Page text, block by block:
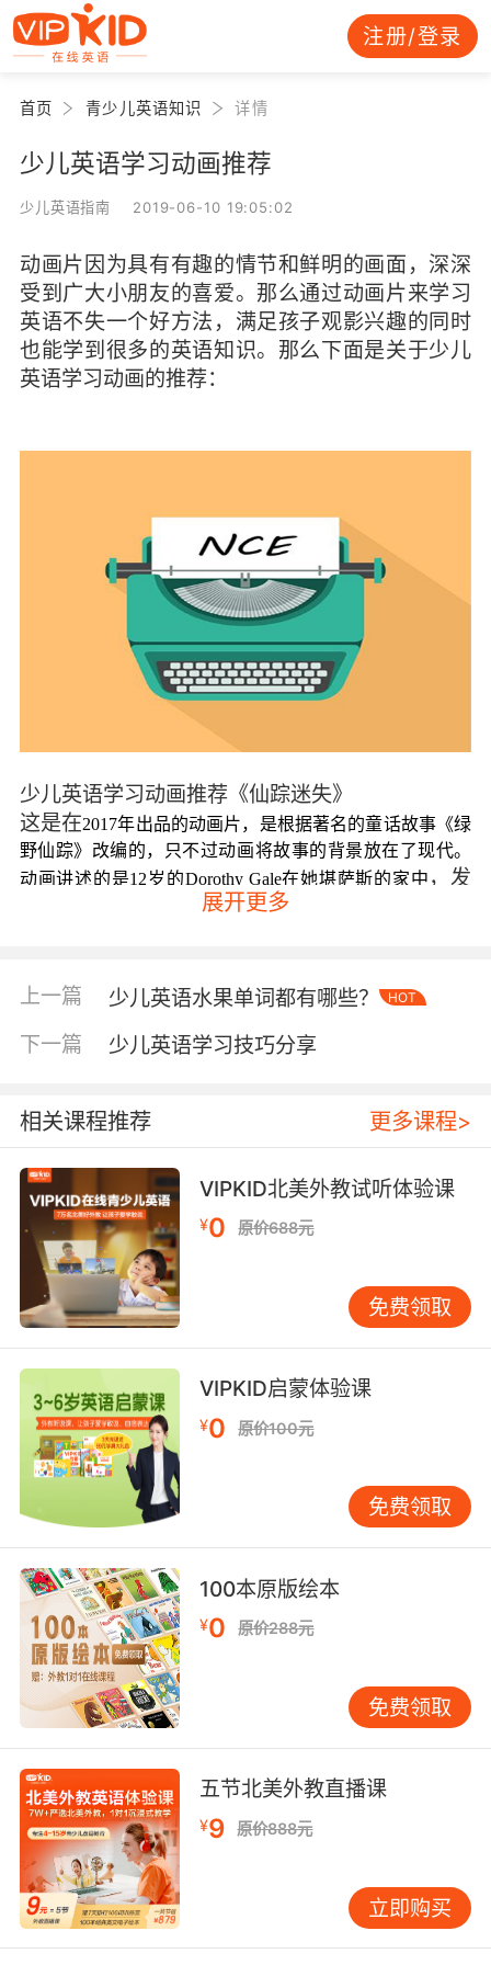
注册/登录
首页 青少儿英语知识 详情
少儿英语学习动画推荐
少儿英语指南 2019-06-10 19:05:02
动画片因为具有有趣的情节和鲜明的画面，深深
受到广大小朋友的喜爱。那么通过动画片来学习
英语不失一个好方法，满足孩子观影兴趣的同时
也能学到很多的英语知识。那么下面是关于少儿
英语学习动画的推荐：
少儿英语学习动画推荐《仙踪迷失》
这是在2017年出品的动画片，是根据著名的童话故事《绿
野仙踪》改编的，只不过动画将故事的背景放在了现代。
动画讲述的是12岁的Dorothy Gale在她堪萨斯的家中 ，发
现了母亲的神秘杂志，于是和
但是她坚韧、机智并且不轻言放弃，与同伴摆脱了一个又
一个险境。孩子在学习英语的同时也能被这样的精神感
染，对他们的学习成长都是非常有帮助的。
这是迪士尼2016年出品的动画片，动画的主人公是迈罗·
墨菲，他是著名的心理学概念“墨菲定律”中那个墨菲的后
人。不过他作为学校里小有名气的扫把星，可以说是走到
哪儿，哪儿就得出事，不过他自己的心理素质却好的不得
了。在好朋友梅丽莎和扎克的陪伴下，带领着大家展开了
每天不重样的生活大冒险。尽管主人公的运气不佳但是他
性格乐观、尊重朋友，他也懂得将障碍当作创造性解决问
题的机会，学习英语的同时也能培养孩子健康的性格。
少儿英语学习动画推《百变小露露》
这是美国PBS Kids Sprout 在2014年出品的动画片，小主
人公Luna最喜欢的一件事就是研究科学，并且她还会问“为
什么”，那么小朋友在看动画片的时候就会跟着Luna的问题
和实验进行探索，了解一些日常生活中的科学知识等。这
部动画还一直以积极的方式告诉孩子们不要担心提问，只
有不断提问才能更好地解决问题。
展开更多
上一篇 少儿英语水果单词都有哪些？ HOT
下一篇 少儿英语学习技巧分享
相关课程推荐 更多课程>
VIPKID北美外教试听体验课
¥0 原价688元
免费领取
VIPKID启蒙体验课
¥0 原价100元
免费领取
100本原版绘本
¥0 原价288元
免费领取
五节北美外教直播课
¥9 原价888元
立即购买